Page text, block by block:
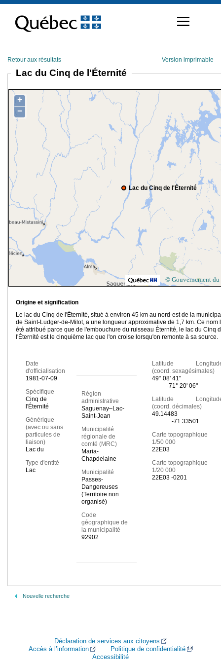
contenu
Retour aux résultats Version imprimable
Lac du Cinq de l'Éternité
Lac du Cinq de l'Éternité
+
−
© Gouvernement du
Origine et signification
Le lac du Cinq de l'Éternité, situé à environ 45 km au nord-est de la
de Saint-Ludger-de-Milot, a une longueur approximative de 1,7 km. Ce nom
été attribué parce que de l'embouchure du ruisseau Éternité, le lac du Cinq
l'Éternité est le cinquième lac que l'on croise lorsqu'on remonte à sa source.
Date
d'officialisation
1981-07-09
Spécifique
Cinq de
l'Éternité
Générique
(avec ou sans
particules de
liaison)
Lac du
Type d'entité
Lac
Région
administrative
Saguenay–Lac-
Saint-Jean
Municipalité
régionale de
comté (MRC)
Maria-
Chapdelaine
Municipalité
Passes-
Dangereuses
(Territoire non
organisé)
Code
géographique de
la municipalité
92902
Latitude
(coord. sexagésimales)
49° 08' 41"
-71° 20' 06"
Latitude
(coord. décimales)
49.14483
-71.33501
Carte topographique
1/50 000
22E03
Carte topographique
1/20 000
22E03 -0201
Nouvelle recherche
Déclaration de services aux citoyens
Accès à l’information
Politique de confidentialité
Accessibilité